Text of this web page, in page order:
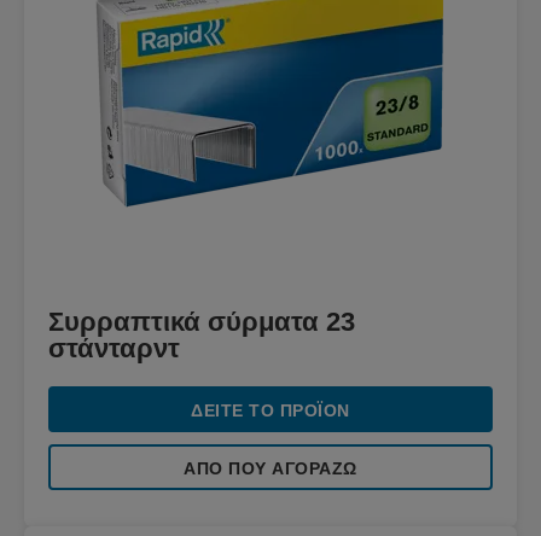
Συρραπτικά σύρματα 23
στάνταρντ
ΔΕΊΤΕ ΤΟ ΠΡΟΪΌΝ
ΑΠΌ ΠΟΥ ΑΓΟΡΆΖΩ